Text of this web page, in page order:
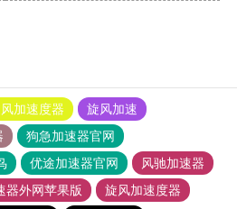
加速度器
旋风加速
狗急加速器官网
优途加速器官网
风驰加速器
器外网苹果版
旋风加速度器